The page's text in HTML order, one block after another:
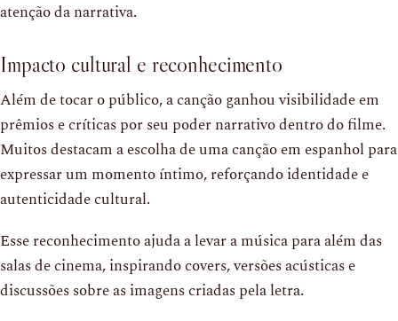
atenção da narrativa.
Impacto cultural e reconhecimento
Além de tocar o público, a canção ganhou visibilidade em
prêmios e críticas por seu poder narrativo dentro do filme.
Muitos destacam a escolha de uma canção em espanhol para
expressar um momento íntimo, reforçando identidade e
autenticidade cultural.
Esse reconhecimento ajuda a levar a música para além das
salas de cinema, inspirando covers, versões acústicas e
discussões sobre as imagens criadas pela letra.